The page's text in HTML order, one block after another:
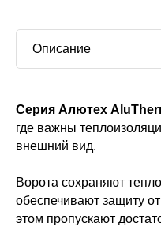
Описание
Серия Алютех
где важны
внешний вид.
Ворота сохраняют
обеспечивают защиту
этом пропускают
панели
сталь